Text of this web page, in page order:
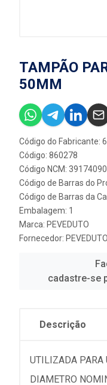
TAMPÃO
50MM
Código do Fabricante:
Código: 860278
Código NCM: 39174090
Código de Barras do
Código de Barras da
Embalagem: 1
Marca: PEVEDUTO
Fornecedor: PEVEDUTO
cadastre-se
Descrição
UTILIZADA PARA
DIAMETRO